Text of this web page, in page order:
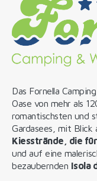
Das Fornella
Oase von mehr als
romantischsten und
Gardasees, mit
Kiesstrände, die
und auf eine
bezaubernden Isola